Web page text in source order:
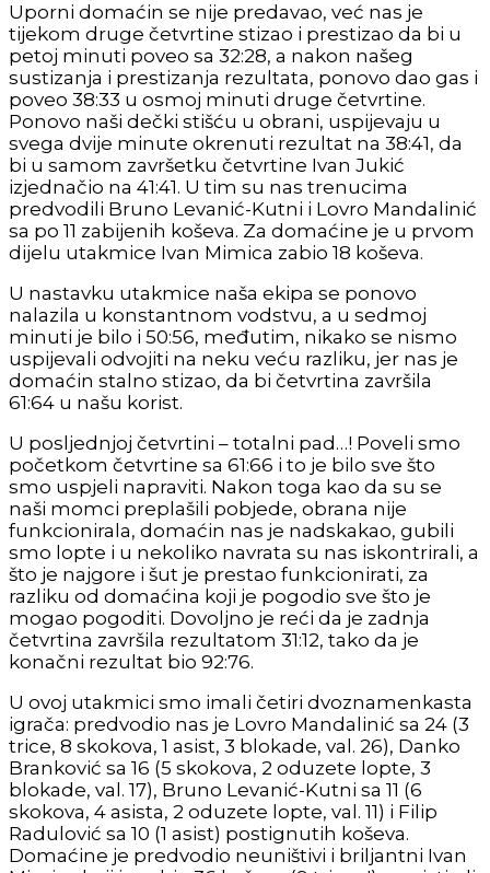
Uporni domaćin se nije predavao, već nas je
tijekom druge četvrtine stizao i prestizao da bi u
petoj minuti poveo sa 32:28, a nakon našeg
sustizanja i prestizanja rezultata, ponovo dao gas i
poveo 38:33 u osmoj minuti druge četvrtine.
Ponovo naši dečki stišću u obrani, uspijevaju u
svega dvije minute okrenuti rezultat na 38:41, da
bi u samom završetku četvrtine Ivan Jukić
izjednačio na 41:41. U tim su nas trenucima
predvodili Bruno Levanić-Kutni i Lovro Mandalinić
sa po 11 zabijenih koševa. Za domaćine je u prvom
dijelu utakmice Ivan Mimica zabio 18 koševa.
U nastavku utakmice naša ekipa se ponovo
nalazila u konstantnom vodstvu, a u sedmoj
minuti je bilo i 50:56, međutim, nikako se nismo
uspijevali odvojiti na neku veću razliku, jer nas je
domaćin stalno stizao, da bi četvrtina završila
61:64 u našu korist.
U posljednjoj četvrtini – totalni pad…! Poveli smo
početkom četvrtine sa 61:66 i to je bilo sve što
smo uspjeli napraviti. Nakon toga kao da su se
naši momci preplašili pobjede, obrana nije
funkcionirala, domaćin nas je nadskakao, gubili
smo lopte i u nekoliko navrata su nas iskontrirali, a
što je najgore i šut je prestao funkcionirati, za
razliku od domaćina koji je pogodio sve što je
mogao pogoditi. Dovoljno je reći da je zadnja
četvrtina završila rezultatom 31:12, tako da je
konačni rezultat bio 92:76.
U ovoj utakmici smo imali četiri dvoznamenkasta
igrača: predvodio nas je Lovro Mandalinić sa 24 (3
trice, 8 skokova, 1 asist, 3 blokade, val. 26), Danko
Branković sa 16 (5 skokova, 2 oduzete lopte, 3
blokade, val. 17), Bruno Levanić-Kutni sa 11 (6
skokova, 4 asista, 2 oduzete lopte, val. 11) i Filip
Radulović sa 10 (1 asist) postignutih koševa.
Domaćine je predvodio neuništivi i briljantni Ivan